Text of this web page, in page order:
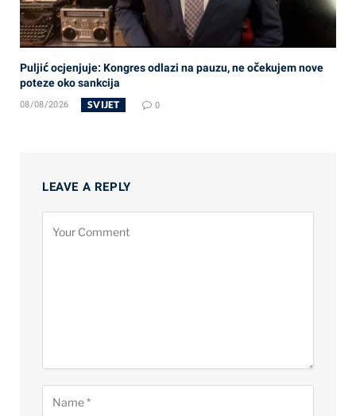
Puljić ocjenjuje: Kongres odlazi na pauzu, ne očekujem nove
poteze oko sankcija
08/08/2026 SVIJET 0
LEAVE A REPLY